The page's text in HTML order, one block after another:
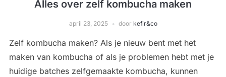
Alles over zelf kombucha maken
april 23, 2025 door kefir&co
Zelf kombucha maken? Als je nieuw bent met het
maken van kombucha of als je problemen hebt met je
huidige batches zelfgemaakte kombucha, kunnen